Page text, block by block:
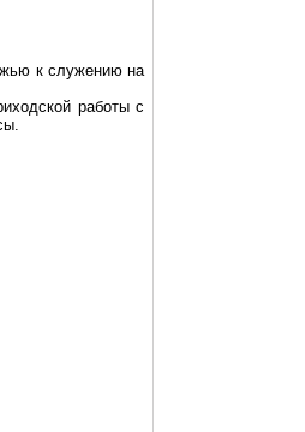
к служению на
работы с